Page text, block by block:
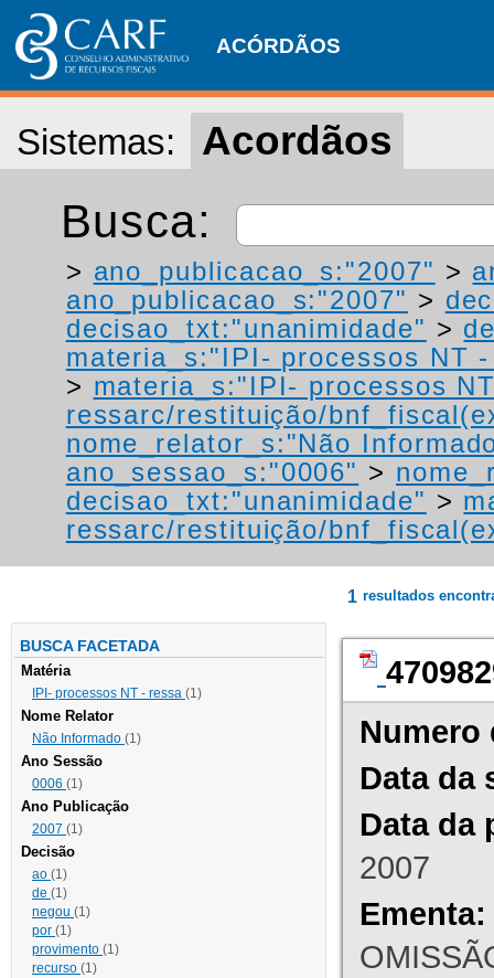
ACÓRDÃOS
Sistemas: Acordãos
Busca:
> ano_publicacao_s:"2007" >
ano_publicacao_s:"2007" >
decisao_txt:"unanimidade" >
materia_s:"IPI- processos NT
> materia_s:"IPI- processos
ressarc/restituição/
nome_relator_s:"Não
ano_sessao_s:"0006" >
decisao_txt:"unanimidade" >
ressarc/restituição/
BUSCA FACETADA
Matéria
IPI- processos NT - ressa (1)
Nome Relator
Não Informado (1)
Ano Sessão
0006 (1)
Ano Publicação
2007 (1)
Decisão
ao (1)
de (1)
negou (1)
por (1)
provimento (1)
recurso (1)
1 resultados
Numero
Data da
Data da
2007
Ementa: